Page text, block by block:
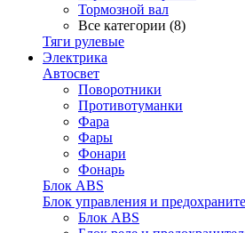
Тормозной вал
Все категории (8)
Тяги рулевые
Электрика
Автосвет
Поворотники
Противотуманки
Фара
Фары
Фонари
Фонарь
Блок ABS
Блок управления и
Блок ABS